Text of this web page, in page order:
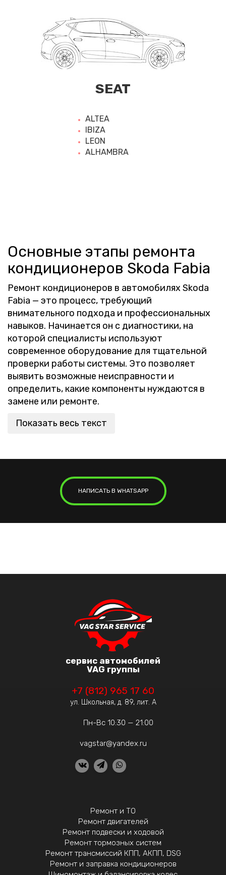
SEAT
ALTEA
IBIZA
LEON
ALHAMBRA
Основные этапы ремонта
кондиционеров Skoda Fabia
Ремонт кондиционеров в автомобилях Skoda
Fabia — это процесс, требующий
внимательного подхода и профессиональных
навыков. Начинается он с диагностики, на
которой специалисты используют
современное оборудование для тщательной
проверки работы системы. Это позволяет
выявить возможные неисправности и
определить, какие компоненты нуждаются в
замене или ремонте.
Показать весь текст
НАПИСАТЬ В WHATSAPP
сервис автомобилей
VAG группы
+7 (812) 965 17 60
ул. Школьная, д. 89, лит. А
Пн-Вс 10:30 — 21:00
vagstar@yandex.ru
Ремонт и ТО
Ремонт двигателей
Ремонт подвески и ходовой
Ремонт тормозных систем
Ремонт трансмиссий КПП, АКПП, DSG
Ремонт и заправка кондиционеров